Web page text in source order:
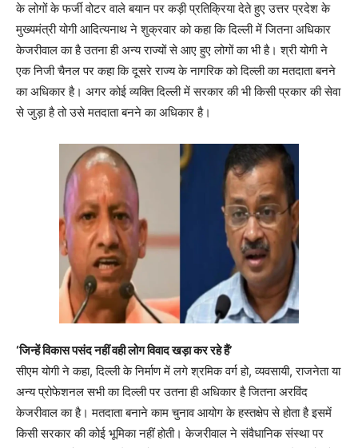
के लोगों के फर्जी वोटर वाले बयान पर कड़ी प्रतिक्रिया देते हुए उत्तर प्रदेश के
मुख्यमंत्री योगी आदित्यनाथ ने शुक्रवार को कहा कि दिल्ली में जितना अधिकार
केजरीवाल का है उतना ही अन्य राज्यों से आए हुए लोगों का भी है। श्री योगी ने
एक निजी चैनल पर कहा कि दूसरे राज्य के नागरिक को दिल्ली का मतदाता बनने
का अधिकार है। अगर कोई व्यक्ति दिल्ली में सरकार की भी किसी प्रकार की सेवा
से जुड़ा है तो उसे मतदाता बनने का अधिकार है।
‘जिन्हें विकास पसंद नहीं वही लोग विवाद खड़ा कर रहे हैं’
सीएम योगी ने कहा, दिल्ली के निर्माण में लगे श्रमिक वर्ग हो, व्यवसायी, राजनेता या
अन्य प्रोफेशनल सभी का दिल्ली पर उतना ही अधिकार है जितना अरविंद
केजरीवाल का है। मतदाता बनाने काम चुनाव आयोग के हस्तक्षेप से होता है इसमें
किसी सरकार की कोई भूमिका नहीं होती। केजरीवाल ने संवैधानिक संस्था पर